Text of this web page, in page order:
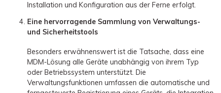
Installation und Konfiguration aus der Ferne erfolgt.
Eine hervorragende Sammlung von Verwaltungs-
und Sicherheitstools
Besonders erwähnenswert ist die Tatsache, dass eine
MDM-Lösung alle Geräte unabhängig von ihrem Typ
oder Betriebssystem unterstützt. Die
Verwaltungsfunktionen umfassen die automatische und